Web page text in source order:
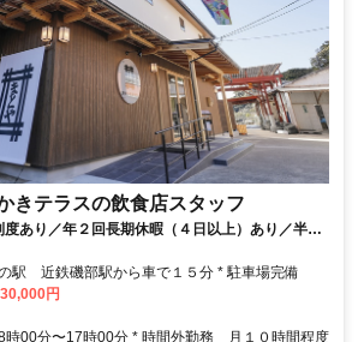
きテラスの飲食店スタッフ
度あり／年２回長期休暇（４日以上）あり／半日
／交通費支給あり／食事補助あり／働きやすい
幅広い年代の方たちが活躍しています。
最寄りの駅 近鉄磯部駅から車で１５分 * 駐車場完備
円
時00分〜17時00分 * 時間外勤務 月１０時間程度